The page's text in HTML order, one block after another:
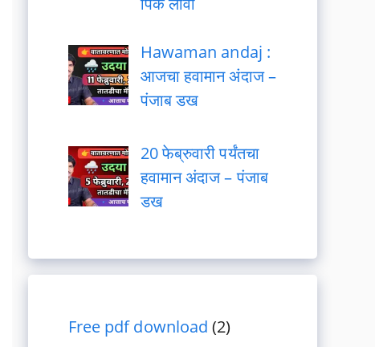
Hawaman andaj :
आजचा हवामान अंदाज –
पंजाब डख
20 फेब्रुवारी पर्यंतचा
हवामान अंदाज – पंजाब
डख
Free pdf download (2)